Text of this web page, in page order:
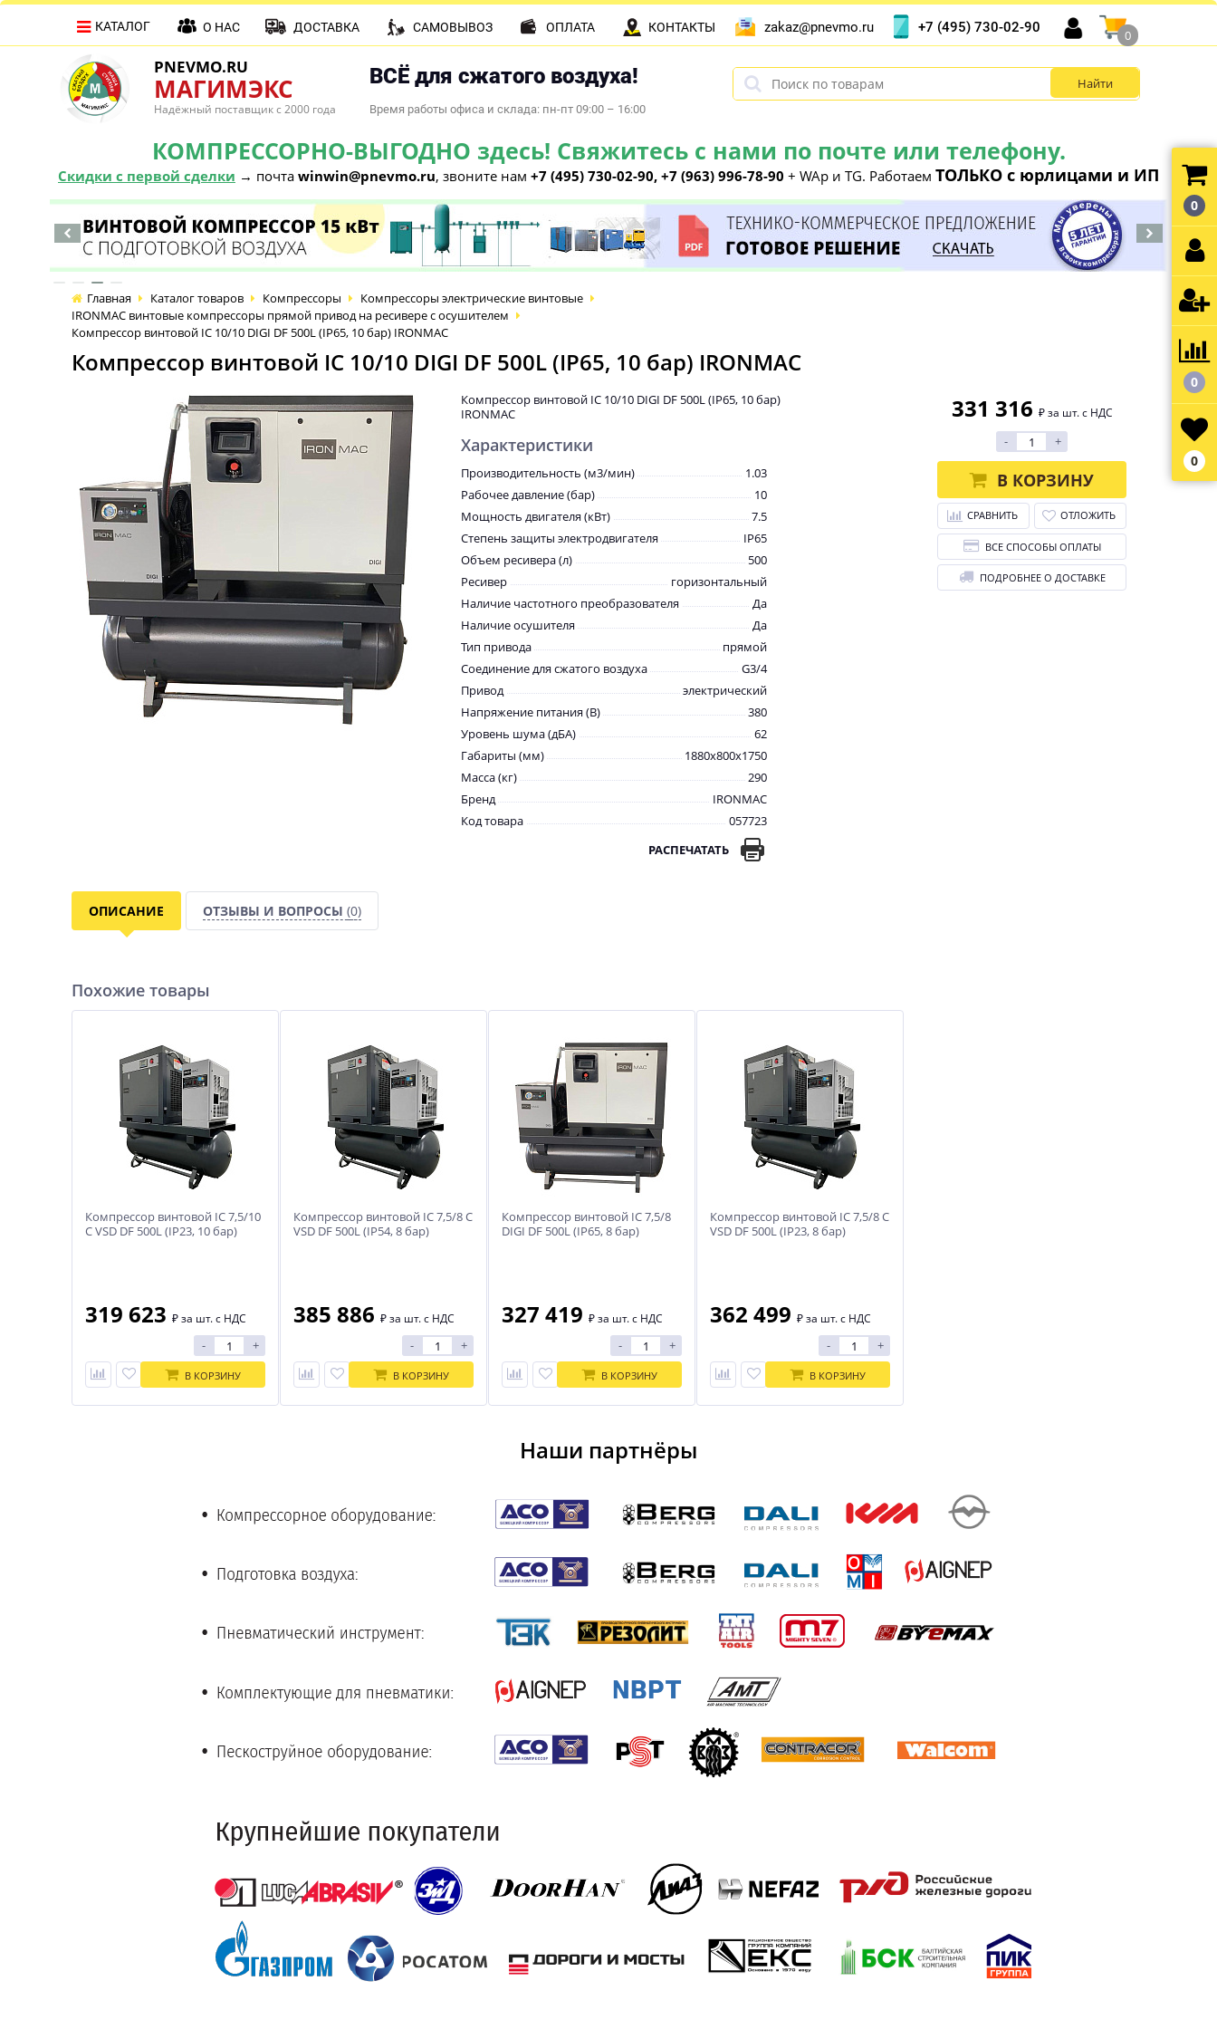
PNEVMO.RU
МАГИМЭКС
Надёжный поставщик с 2000 года
ВСЁ для сжатого воздуха!
Время работы офиса и склада: пн-пт 09:00 – 16:00
КОМПРЕССОРНО-ВЫГОДНО здесь! Свяжитесь с нами по почте или телефону.
Скидки с первой сделки → почта winwin@pnevmo.ru, звоните нам +7 (495) 730-02-90, +7 (963) 996-78-90 + WAp и TG. Работаем ТОЛЬКО с юрлицами и ИП
КАТАЛОГ О НАС ДОСТАВКА САМОВЫВОЗ ОПЛАТА КОНТАКТЫ zakaz@pnevmo.ru +7 (495) 730-02-90
0
Главная Каталог товаров Компрессоры
Компрессоры электрические винтовые
IRONMAC винтовые компрессоры прямой привод на ресивере с осушителем
Компрессор винтовой IC 10/10 DIGI DF 500L (IP65, 10 бар) IRONMAC
Компрессор винтовой IC 10/10 DIGI DF 500L (IP65, 10 бар) IRONMAC
Компрессор винтовой IC 10/10 DIGI DF 500L (IP65, 10 бар)
IRONMAC
Характеристики
Производительность (м3/мин)
1.03
Рабочее давление (бар)
10
Мощность двигателя (кВт)
7.5
Степень защиты электродвигателя
IP65
Объем ресивера (л)
500
Ресивер
горизонтальный
Наличие частотного преобразователя
Да
Наличие осушителя
Да
Тип привода
прямой
Соединение для сжатого воздуха
G3/4
Привод
электрический
Напряжение питания (В)
380
Уровень шума (дБА)
62
Габариты (мм)
1880х800х1750
Масса (кг)
290
Бренд
IRONMAC
Код товара
057723
РАСПЕЧАТАТЬ
331 316 ₽ за шт. с НДС
- +
В КОРЗИНУ
СРАВНИТЬ ОТЛОЖИТЬ
ВСЕ СПОСОБЫ ОПЛАТЫ
ПОДРОБНЕЕ О ДОСТАВКЕ
ОПИСАНИЕ ОТЗЫВЫ И ВОПРОСЫ (0)
Похожие товары
Компрессор винтовой IC 7,5/8 С
VSD DF 500L (IP23, 8 бар)
362 499 ₽за шт. с НДС
- +
В КОРЗИНУ
Компрессор винтовой IC 7,5/8
DIGI DF 500L (IP65, 8 бар)
327 419 ₽за шт. с НДС
- +
В КОРЗИНУ
Компрессор винтовой IC 7,5/8 C
VSD DF 500L (IP54, 8 бар)
385 886 ₽за шт. с НДС
- +
В КОРЗИНУ
Компрессор винтовой IC 7,5/10
С VSD DF 500L (IP23, 10 бар)
319 623 ₽за шт. с НДС
- +
В КОРЗИНУ
Наши партнёры
0
0
0